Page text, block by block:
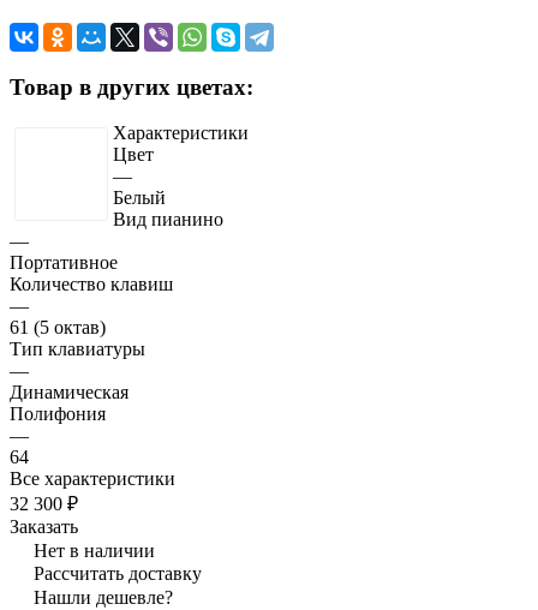
Товар в других цветах:
Характеристики
Цвет
—
Белый
Вид пианино
—
Портативное
Количество клавиш
—
61 (5 октав)
Тип клавиатуры
—
Динамическая
Полифония
—
64
Все характеристики
32 300 ₽
Заказать
Нет в наличии
Рассчитать доставку
Нашли дешевле?